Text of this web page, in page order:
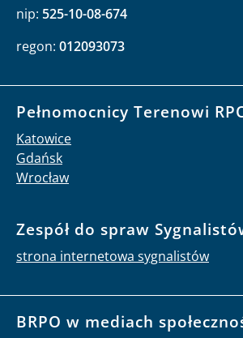
nip: 525-10-08-674
regon: 012093073
Pełnomocnicy Terenowi
Katowice
Gdańsk
Wrocław
Zespół do spraw
strona internetowa sygnalistów
BRPO w mediach